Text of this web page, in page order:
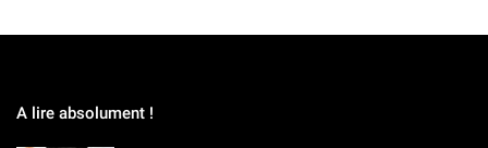
A lire absolument !